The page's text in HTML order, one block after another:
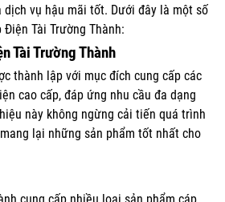
vụ hậu mãi tốt. Dưới đây là một số
Tài Trường Thành:
Tài Trường Thành
thành lập với mục đích cung cấp các
cao cấp, đáp ứng nhu cầu đa dạng
này không ngừng cải tiến quá trình
lại những sản phẩm tốt nhất cho